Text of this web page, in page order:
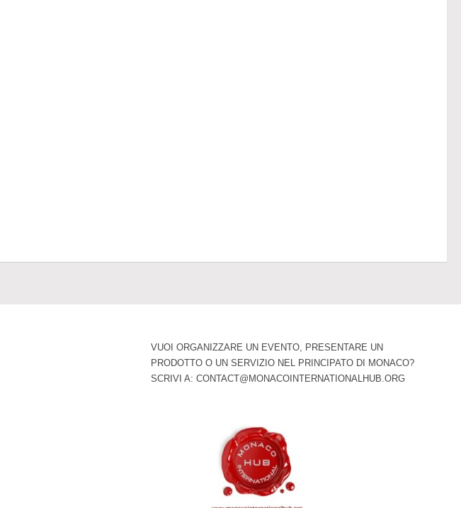
VUOI ORGANIZZARE UN EVENTO, PRESENTARE UN
PRODOTTO O UN SERVIZIO NEL PRINCIPATO DI MONACO?
SCRIVI A: CONTACT@MONACOINTERNATIONALHUB.ORG